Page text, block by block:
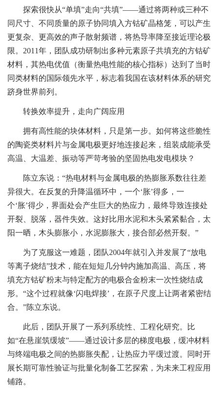
探索很快从“单填”走向“共填”——通过将两种或三种不
同尺寸、不同质量的原子协同填入方钴矿晶格笼，可以产生
更复杂、更高效的声子散射频谱，将热导率降至接近理论极
限。2011年，团队成功研制出多种元素原子共填充的方钴矿
材料，其热电优值（衡量热电性能的核心指标）达到了当时
同类材料的国际领先水平，标志着我国在该材料体系的研究
跻身世界前列。
转换效率提升，走向广阔应用
拥有高性能的块体材料，只是第一步。如何将这些脆性
的陶瓷类材料片与金属电极更好地连接起来，组装成能承受
高温、大温差、振动等严苛考验的坚固热电发电模块？
陈立东说：“热电材料与金属电极的热膨胀系数往往差
异很大。在反复的升降温循环中，一个‘胀’得多，一
个‘胀’得少，界面处会产生巨大的热应力，最终导致连接处
开裂、脱落，器件失效。这好比用水泥和木头紧紧黏合，太
阳一晒，木头膨胀小，水泥膨胀大，接合部必然开裂。”
为了克服这一难题，团队2004年就引入并发展了“放电
等离子烧结”技术，能在短短几分钟内施加高温、高压，将
填充方钴矿粉末与特定配方的电极合金粉末一次性烧结成
形。“这个过程就像‘闪电焊接’，在原子尺度上让两者紧密结
合。”陈立东说。
此后，团队开展了一系列系统性、工程化研究。比
如“在悬崖筑缓坡”——通过设计多层的梯度电极，缓冲材料
与终端电极之间的热膨胀失配，让热应力平缓过渡。同时开
展长期可靠性验证与批量化制备工艺探索，为未来工程应用
铺路。